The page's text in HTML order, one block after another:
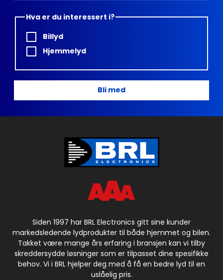
Hva er du interessert i?
Billyd
Hjemmelyd
Bli med
Siden 1997 har BRL Electronics gitt sine kunder
markedsledende lydprodukter til både hjemmet og bilen.
Takket være mange års erfaring i bransjen kan vi tilby
skreddersydde løsninger som er tilpasset dine spesifikke
behov. Vi i BRL hjelper deg med å få en bedre lyd til en
uslåelig pris.